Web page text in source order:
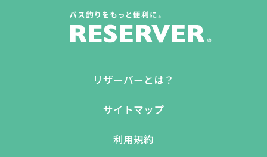
リザーバーとは？
サイトマップ
利用規約